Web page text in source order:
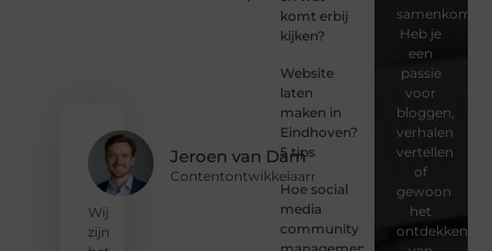
Jeroen van Dam
Contentontwikkelaarr
Wij
zijn
komt erbij
kijken?
Website
laten
maken in
Eindhoven?
5 tips
Hoe social
media
community
samenkomen.
Heb je
een
passie
voor
bloggen,
verhalen
vertellen
of
gewoon
het
ontdekken